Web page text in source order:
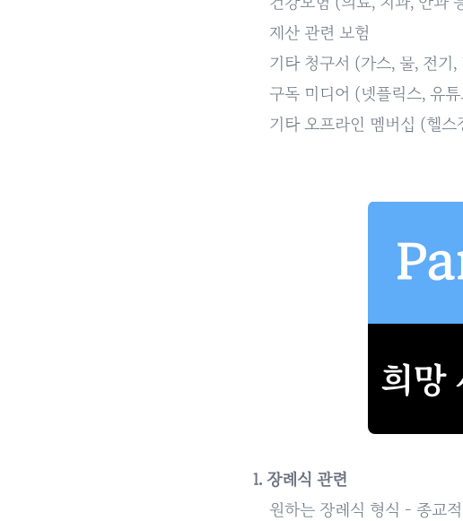
재산 관련 보험
기타 청구서 (가스, 물, 전기
구독 미디어 (넷플릭스, 유
기타 오프라인 멤버십 (헬스
1. 장례식 관련
원하는 장례식 형식 - 종교